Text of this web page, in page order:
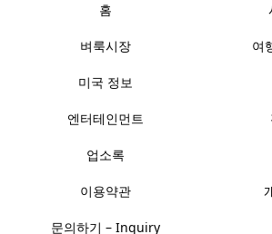
홈
벼룩시장 여
미국 정보
엔터테인먼트
업소록
이용약관
문의하기 – Inquiry